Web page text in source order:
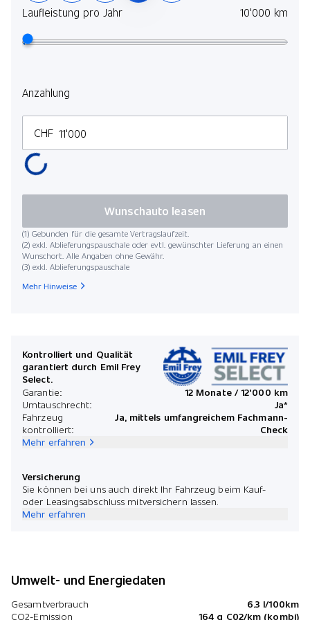
Perleffekt-Lackierung
Pack S-Line Interieur
Pack Technik Plus
Pack Technik
Pack Assistenz Tour
Pack Communication
Pack Gepäckraum + Ablagepaket
Laufleistung pro Jahr
10'000 km
Anzahlung
CHF
(1) Gebunden für die gesamte Vertragslaufzeit.
(2) exkl. Ablieferungspauschale oder evtl. gewünschter Lieferung an einen
Wunschort. Alle Angaben ohne Gewähr.
(3) exkl. Ablieferungspauschale
Wunschauto leasen
Mehr Hinweise
Kontrolliert und Qualität
garantiert durch Emil Frey
Select.
Garantie:
12 Monate / 12'000 km
Umtauschrecht:
Ja*
Fahrzeug
kontrolliert:
Ja, mittels umfangreichem Fachmann-
Check
Mehr erfahren
Versicherung
Sie können bei uns auch direkt Ihr Fahrzeug beim Kauf-
oder Leasingsabschluss mitversichern lassen.
Mehr erfahren
Umwelt- und Energiedaten
Gesamtverbrauch
6.3 l/100km
CO2-Emission
164 g C02/km (kombi)